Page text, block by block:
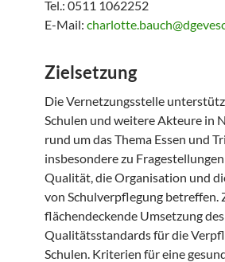
Tel.: 0511 1062252
E-Mail:
Zielsetzung
Die Vernetzungsstelle
Schulen und weitere Akteure in
rund um das Thema Essen und
insbesondere zu
Qualität, die Organisation und
von Schulverpflegung betreffen.
flächendeckende Umsetzung
Qualitätsstandards für die
Schulen. Kriterien für eine